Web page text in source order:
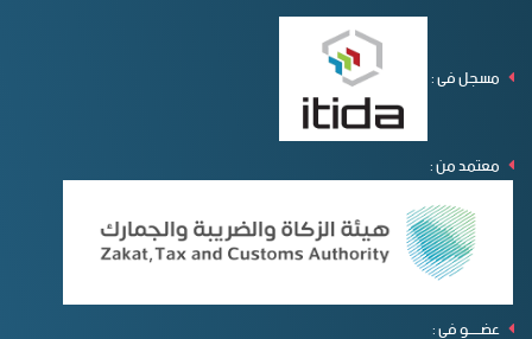
مسجل فى :
معتمد من :
عضـــــو فى :